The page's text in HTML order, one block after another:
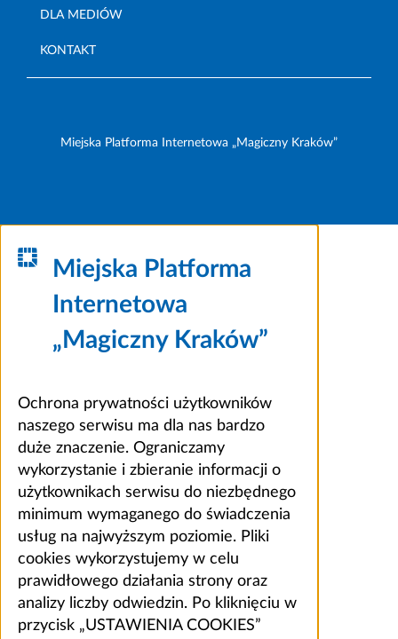
DLA MEDIÓW
KONTAKT
Miejska Platforma Internetowa „Magiczny Kraków”
Miejska Platforma
Internetowa
„Magiczny Kraków”
Ochrona prywatności użytkowników
naszego serwisu ma dla nas bardzo
duże znaczenie. Ograniczamy
wykorzystanie i zbieranie informacji o
użytkownikach serwisu do niezbędnego
minimum wymaganego do świadczenia
usług na najwyższym poziomie. Pliki
cookies wykorzystujemy w celu
prawidłowego działania strony oraz
analizy liczby odwiedzin. Po kliknięciu w
przycisk „USTAWIENIA COOKIES”